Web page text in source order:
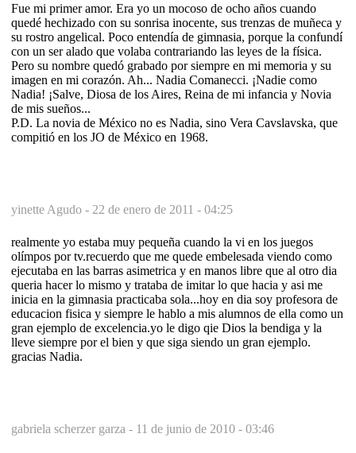
Fue mi primer amor. Era yo un mocoso de ocho años cuando
quedé hechizado con su sonrisa inocente, sus trenzas de muñeca y
su rostro angelical. Poco entendía de gimnasia, porque la confundí
con un ser alado que volaba contrariando las leyes de la física.
Pero su nombre quedó grabado por siempre en mi memoria y su
imagen en mi corazón. Ah... Nadia Comanecci. ¡Nadie como
Nadia! ¡Salve, Diosa de los Aires, Reina de mi infancia y Novia
de mis sueños...
P.D. La novia de México no es Nadia, sino Vera Cavslavska, que
compitió en los JO de México en 1968.
yinette Agudo - 22 de enero de 2011 - 04:25
realmente yo estaba muy pequeña cuando la vi en los juegos
olímpos por tv.recuerdo que me quede embelesada viendo como
ejecutaba en las barras asimetrica y en manos libre que al otro dia
queria hacer lo mismo y trataba de imitar lo que hacia y asi me
inicia en la gimnasia practicaba sola...hoy en dia soy profesora de
educacion fisica y siempre le hablo a mis alumnos de ella como un
gran ejemplo de excelencia.yo le digo qie Dios la bendiga y la
lleve siempre por el bien y que siga siendo un gran ejemplo.
gracias Nadia.
gabriela scherzer garza - 11 de junio de 2010 - 03:46